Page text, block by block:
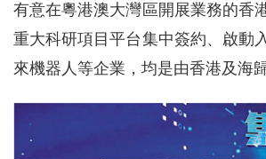
有意在粵港澳大灣區開展業務的香
重大科研項目平台集中簽約、啟動
來機器人等企業，均是由香港及海